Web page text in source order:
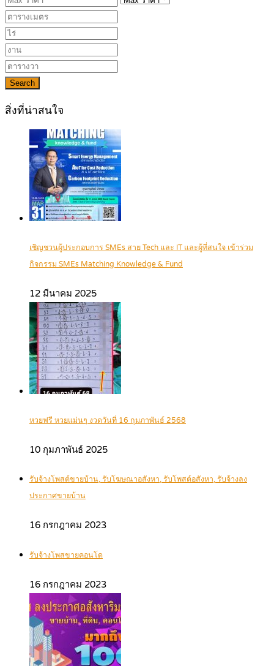
Search
สิ่งที่น่าสนใจ
เชิญชวนผู้ประกอบการ SMEs สาย Tech และ IT และผู้ที่สนใจ เข้าร่วม
กิจกรรม SMEs Matching Knowledge & Fund
12 มีนาคม 2025
หวยฟรี หวยแม่นๆ งวดวันที่ 16 กุมภาพันธ์ 2568
10 กุมภาพันธ์ 2025
รับจ้างโพสต์ขายบ้าน, รับโฆษณาอสังหา, รับโพสต์อสังหา, รับจ้างลง
ประกาศขายบ้าน
16 กรกฎาคม 2023
รับจ้างโพสขายคอนโด
16 กรกฎาคม 2023